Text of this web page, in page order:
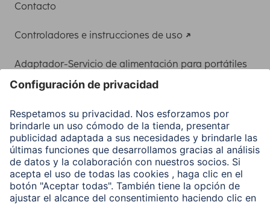
Contacto
Controladores e instrucciones de uso
Adaptador-Servicio de alimentación para portátiles
Clientes online
Conviértete en distribuidor
Compañía